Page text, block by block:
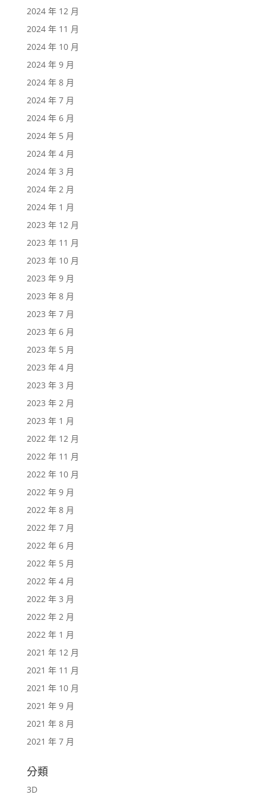
2024 年 12 月
2024 年 11 月
2024 年 10 月
2024 年 9 月
2024 年 8 月
2024 年 7 月
2024 年 6 月
2024 年 5 月
2024 年 4 月
2024 年 3 月
2024 年 2 月
2024 年 1 月
2023 年 12 月
2023 年 11 月
2023 年 10 月
2023 年 9 月
2023 年 8 月
2023 年 7 月
2023 年 6 月
2023 年 5 月
2023 年 4 月
2023 年 3 月
2023 年 2 月
2023 年 1 月
2022 年 12 月
2022 年 11 月
2022 年 10 月
2022 年 9 月
2022 年 8 月
2022 年 7 月
2022 年 6 月
2022 年 5 月
2022 年 4 月
2022 年 3 月
2022 年 2 月
2022 年 1 月
2021 年 12 月
2021 年 11 月
2021 年 10 月
2021 年 9 月
2021 年 8 月
2021 年 7 月
分類
3D